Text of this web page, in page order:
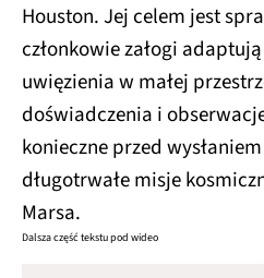
Houston. Jej celem jest
członkowie załogi
uwięzienia w małej
doświadczenia i
konieczne przed
długotrwałe misje
Marsa.
Dalsza część tekstu pod wideo